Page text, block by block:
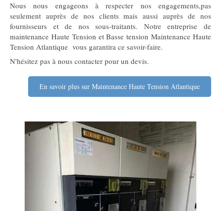
Nous nous engageons à respecter nos engagements,pas
seulement auprès de nos clients mais aussi auprès de nos
fournisseurs et de nos sous-traitants. Notre entreprise de
maintenance Haute Tension et Basse tension Maintenance Haute
Tension Atlantique vous garantira ce savoir-faire.
N'hésitez pas à nous contacter pour un devis.
En savoir plus sur Maintenance Haute Tension Atlantique